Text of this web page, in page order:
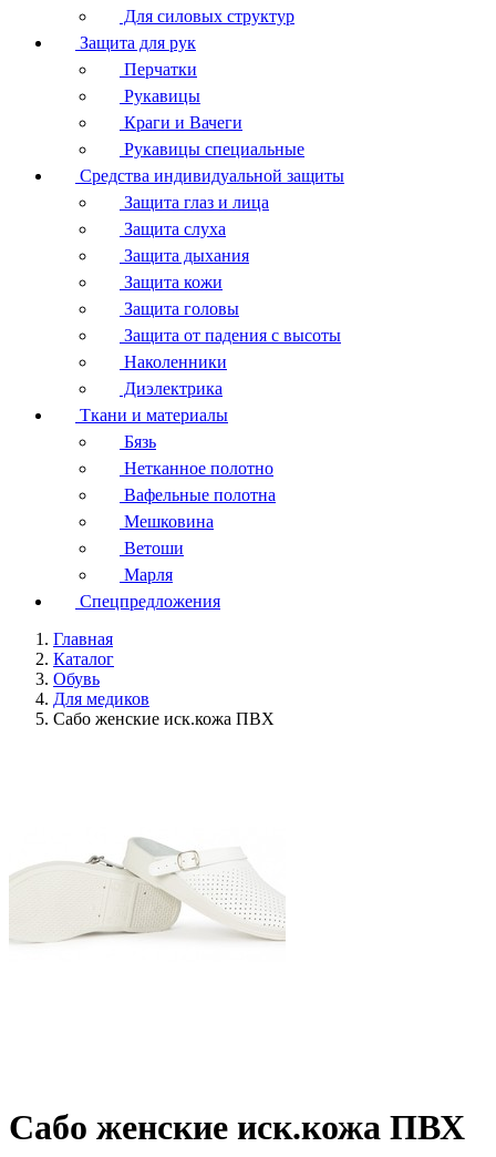
Для силовых структур
Защита для рук
Перчатки
Рукавицы
Краги и Вачеги
Рукавицы специальные
Средства индивидуальной защиты
Защита глаз и лица
Защита слуха
Защита дыхания
Защита кожи
Защита головы
Защита от падения с высоты
Наколенники
Диэлектрика
Ткани и материалы
Бязь
Нетканное полотно
Вафельные полотна
Мешковина
Ветоши
Марля
Спецпредложения
Главная
Каталог
Обувь
Для медиков
Сабо женские иск.кожа ПВХ
Сабо женские иск.кожа ПВХ